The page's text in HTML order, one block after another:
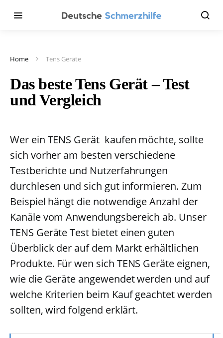
Home Tens Geräte
Das beste Tens Gerät – Test
und Vergleich
Wer ein TENS Gerät kaufen möchte, sollte
sich vorher am besten verschiedene
Testberichte und Nutzerfahrungen
durchlesen und sich gut informieren. Zum
Beispiel hängt die notwendige Anzahl der
Kanäle vom Anwendungsbereich ab. Unser
TENS Geräte Test bietet einen guten
Überblick der auf dem Markt erhältlichen
Produkte. Für wen sich TENS Geräte eignen,
wie die Geräte angewendet werden und auf
welche Kriterien beim Kauf geachtet werden
sollten, wird folgend erklärt.